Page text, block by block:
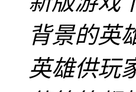
背景的英
英雄供玩